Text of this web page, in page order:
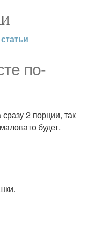
статьи
по-
2 порции, так
будет.